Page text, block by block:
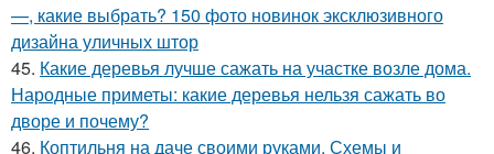
—, какие выбрать? 150 фото новинок эксклюзивного
дизайна уличных штор
45. Какие деревья лучше сажать на участке возле дома.
Народные приметы: какие деревья нельзя сажать во
дворе и почему?
46. Коптильня на даче своими руками. Схемы и